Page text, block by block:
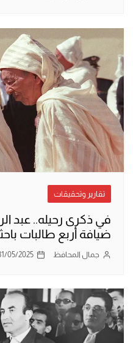
تقارير وتحقيقات
في ذكرى رحيله.. عبد
ضيافة أربع طالبات
جمال المحافظ 05/2025